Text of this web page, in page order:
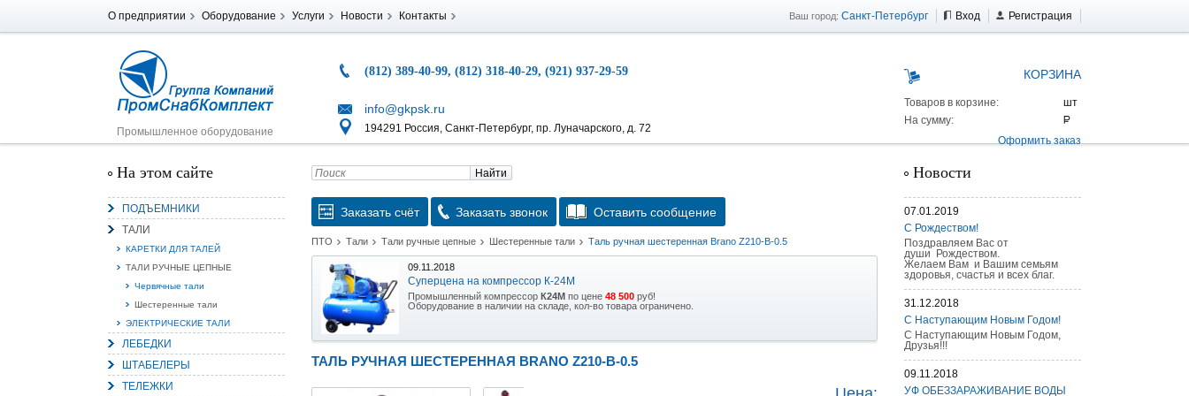
О предприятии Оборудование Услуги Новости Контакты Ваш город: Санкт-Петербург Вход Регистрация
Промышленное оборудование
(812) 389-40-99, (812) 318-40-29, (921) 937-29-59
info@gkpsk.ru
194291 Россия, Санкт-Петербург, пр. Луначарского, д. 72
КОРЗИНА
Товаров в корзине:
На сумму:
Оформить заказ
На этом сайте
ПОДЪЕМНИКИ
ТАЛИ
КАРЕТКИ ДЛЯ ТАЛЕЙ
ТАЛИ РУЧНЫЕ ЦЕПНЫЕ
Червячные тали
Шестеренные тали
ЭЛЕКТРИЧЕСКИЕ ТАЛИ
ЛЕБЕДКИ
ШТАБЕЛЕРЫ
ТЕЛЕЖКИ
Найти
Заказать счёт Заказать звонок Оставить сообщение
ПТО Тали Тали ручные цепные Шестеренные тали Таль ручная шестеренная Brano Z210-B-0.5
09.11.2018
Суперцена на компрессор К-24М
Промышленный компрессор К24М по цене 48 500 руб!
Оборудование в наличии на складе, кол-во товара ограничено.
15.10.2018
Уникальная возможность приобрести (в наличии на складе) тележку гидравлическую AS 25 г/п
ТАЛЬ РУЧНАЯ ШЕСТЕРЕННАЯ BRANO Z210-B-0.5
Новости
07.01.2019
С Рождеством!
Поздравляем Вас от
души Рождеством.
Желаем Вам и Вашим семьям
здоровья, счастья и всех благ.
31.12.2018
С Наступающим Новым Годом!
С Наступающим Новым Годом,
Друзья!!!
09.11.2018
УФ ОБЕЗЗАРАЖИВАНИЕ ВОДЫ